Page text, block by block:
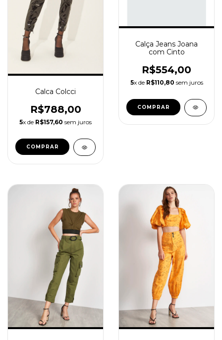
Calca Colcci
R$788,00
5x de R$157,60 sem juros
COMPRAR
Calça Jeans Joana
com Cinto
R$554,00
5x de R$110,80 sem juros
COMPRAR